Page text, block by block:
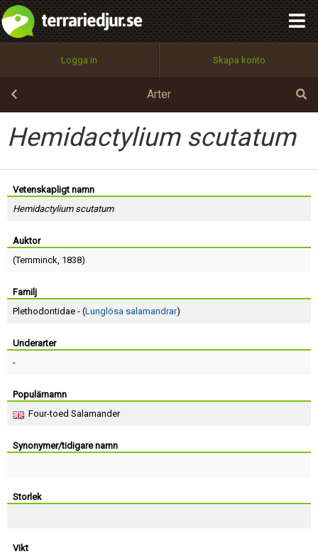
Logga in Skapa konto
Arter
Hemidactylium scutatum
Vetenskapligt namn
Hemidactylium scutatum
Auktor
(Temminck, 1838)
Familj
Plethodontidae - (Lunglösa salamandrar)
Underarter
-
Populärnamn
Four-toed Salamander
Synonymer/tidigare namn
Storlek
Vikt
Utför
100%
OK
integritetspolicy
Namn:
Epost:
Lösenord:
Terms of Service
Skapa konto
Begär nytt lösenord
Tillbaka till förstasidan